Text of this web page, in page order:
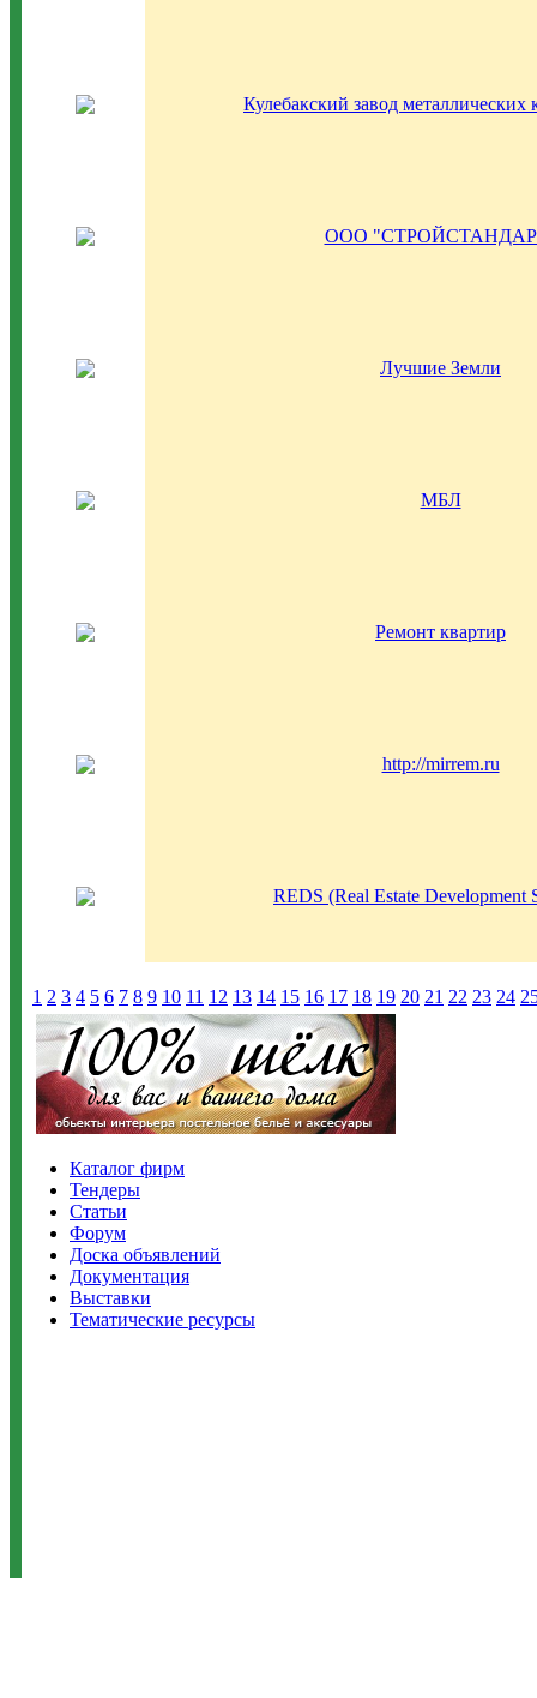
Кулебакский завод металлических
ООО
Лучшие Земли
МБЛ
Ремонт квартир
http://mirrem.ru
REDS (Real Estate Development
1 2 3 4 5 6 7 8 9 10 11 12 13 14 15 16 17 18 19 20 21 22 23 24
Каталог фирм
Тендеры
Статьи
Форум
Доска объявлений
Документация
Выставки
Тематические ресурсы